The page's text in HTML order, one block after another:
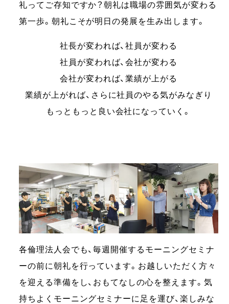
礼ってご存知ですか？朝礼は職場の雰囲気が変わる
第一歩。朝礼こそが明日の発展を生み出します。
社長が変われば、社員が変わる
社員が変われば、会社が変わる
会社が変われば、業績が上がる
業績が上がれば、さらに社員のやる気がみなぎり
もっともっと良い会社になっていく。
各倫理法人会でも、毎週開催するモーニングセミナ
ーの前に朝礼を行っています。お越しいただく方々
を迎える準備をし、おもてなしの心を整えます。気
持ちよくモーニングセミナーに足を運び、楽しみな